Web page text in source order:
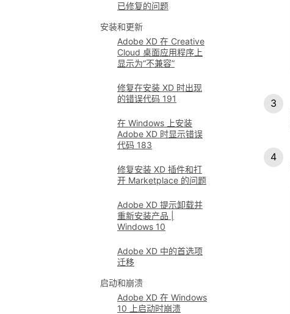
已修复的问题
安装和更新
Adobe XD 在 Creative
Cloud 桌面应用程序上
显示为“不兼容”
修复在安装 XD 时出现
的错误代码 191
在 Windows 上安装
Adobe XD 时显示错误
代码 183
修复安装 XD 插件和打
开 Marketplace 的问题
Adobe XD 提示卸载并
重新安装产品 |
Windows 10
Adobe XD 中的首选项
迁移
启动和崩溃
Adobe XD 在 Windows
10 上启动时崩溃